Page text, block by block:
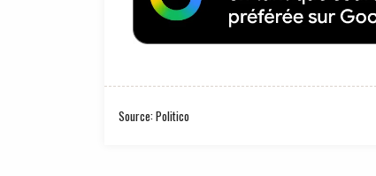
Source: Politico